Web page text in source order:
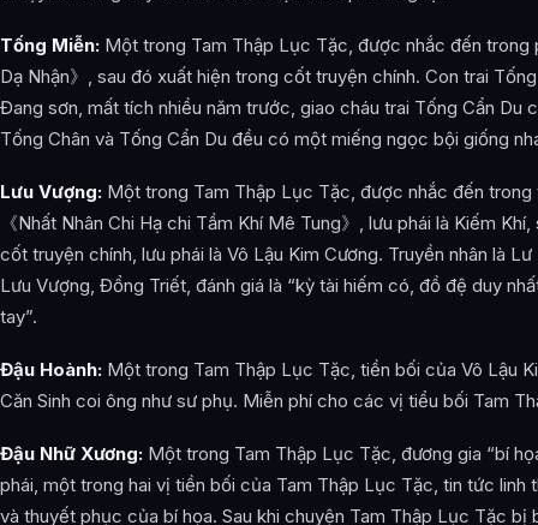
Tống Miễn: Một trong Tam Thập Lục Tặc, được nhắc đến trong
Dạ Nhận》, sau đó xuất hiện trong cốt truyện chính. Con trai
Đang sơn, mất tích nhiều năm trước, giao cháu trai Tống Cẩn Du
Tống Chân và Tống Cẩn Du đều có một miếng ngọc bội giống
Lưu Vượng: Một trong Tam Thập Lục Tặc, được nhắc đến trong
《Nhất Nhân Chi Hạ chi Tầm Khí Mê Tung》, lưu phái là Kiếm
cốt truyện chính, lưu phái là Vô Lậu Kim Cương. Truyền nhân là
Lưu Vượng, Đổng Triết, đánh giá là “kỳ tài hiếm có, đồ đệ duy
tay”.
Đậu Hoành: Một trong Tam Thập Lục Tặc, tiền bối của Vô Lậu
Căn Sinh coi ông như sư phụ. Miễn phí cho các vị tiểu bối Tam
Đậu Nhữ Xương: Một trong Tam Thập Lục Tặc, đương gia “bí
phái, một trong hai vị tiền bối của Tam Thập Lục Tặc, tin tức linh
và thuyết phục của bí họa. Sau khi chuyện Tam Thập Lục Tặc bị